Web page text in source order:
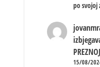
po svojoj
15/08/